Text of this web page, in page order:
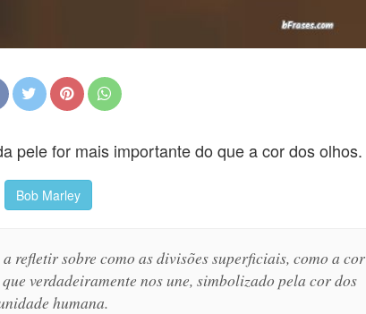
pele for mais importante do que a cor dos olhos.
Bob Marley
refletir sobre como as divisões superficiais, como a cor
verdadeiramente nos une, simbolizado pela cor dos
humana.